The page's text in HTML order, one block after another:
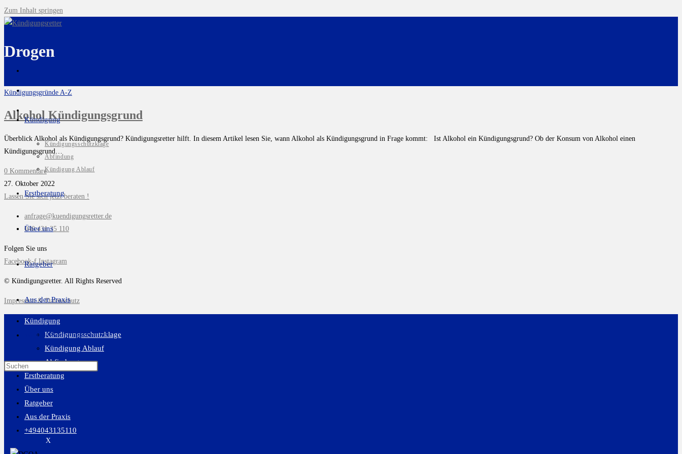
X
Zum Inhalt springen
Kündigung
Kündigungsschutzklage
Abfindung
Kündigung Ablauf
Erstberatung
Über uns
Ratgeber
Aus der Praxis
Website-Suche umschalten
Drogen
Kündigungsgründe A-Z
Alkohol Kündigungsgrund
Überblick Alkohol als Kündigungsgrund? Kündigungsretter hilft. In diesem Artikel lesen Sie, wann Alkohol als Kündigungsgrund in Frage kommt: Ist Alkohol ein Kündigungsgrund? Ob der Konsum von Alkohol einen
Kündigungsgrund…
0 Kommentare
27. Oktober 2022
Lassen Sie sich jetzt beraten !
anfrage@kuendigungsretter.de
040 431 35 110
Folgen Sie uns
Facebook-f Instagram
© Kündigungsretter. All Rights Reserved
Impressum & Datenschutz
Kündigung
Kündigungsschutzklage
Kündigung Ablauf
Abfindung
Erstberatung
Über uns
Ratgeber
Aus der Praxis
+494043135110